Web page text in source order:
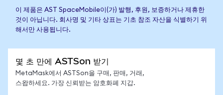
이 제품은 AST SpaceMobile이(가) 발행, 후원, 보증하거나 제휴한
것이 아닙니다. 회사명 및 기타 상표는 기초 참조 자산을 식별하기 위
해서만 사용됩니다.
몇 초 만에 ASTSon 받기
MetaMask에서 ASTSon을 구매, 판매, 거래,
스왑하세요. 가장 신뢰받는 암호화폐 지갑.